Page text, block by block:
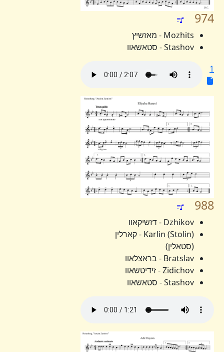
974
Mozhits - מאזשיץ
Stashov - סטאשאוו
988
Dzhikov - דזשיקאוו
Karlin (Stolin) - קארלין
(סטאלין)
Bratslav - בראצלאוו
Zidichov - זידיטשאוו
Stashov - סטאשאוו